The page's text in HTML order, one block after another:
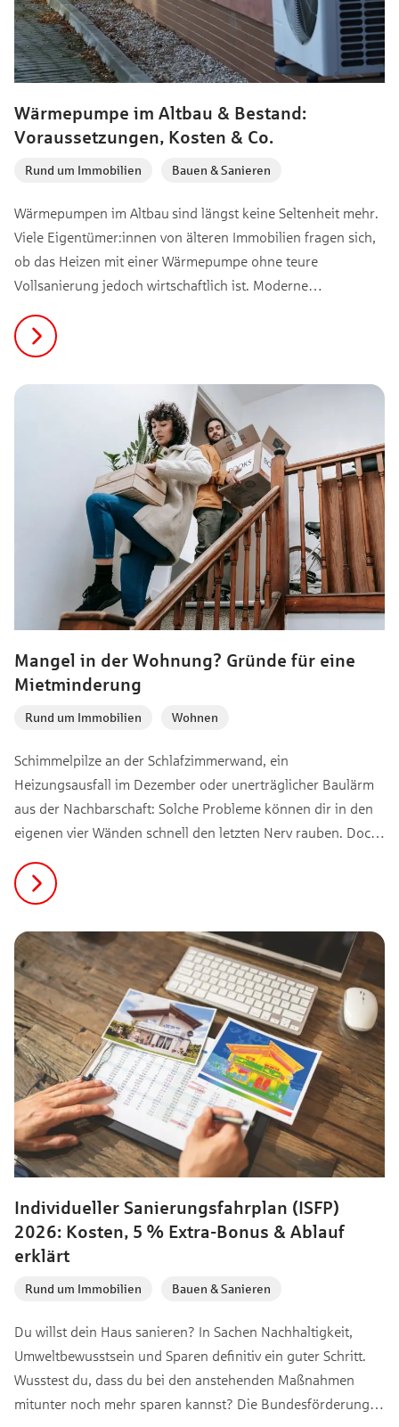
Wärmepumpe im Altbau & Bestand:
Voraussetzungen, Kosten & Co.
Rund um Immobilien Bauen & Sanieren
Wärmepumpen im Altbau sind längst keine Seltenheit mehr.
Viele Eigentümer:innen von älteren Immobilien fragen sich,
ob das Heizen mit einer Wärmepumpe ohne teure
Vollsanierung jedoch wirtschaftlich ist. Moderne
bezahlbar möglich. Erfahre hier, wie der Wechsel im Bestand
gelingen kann.
Mangel in der Wohnung? Gründe für eine
Mietminderung
Rund um Immobilien Wohnen
Schimmelpilze an der Schlafzimmerwand, ein
Heizungsausfall im Dezember oder unerträglicher Baulärm
aus der Nachbarschaft: Solche Probleme können dir in den
eigenen vier Wänden schnell den letzten Nerv rauben. Doch
Gesetz gewährt dir das Recht, die Miete zu mindern, solange
deine Wohnqualität massiv eingeschränkt ist.
Individueller Sanierungsfahrplan (ISFP)
2026: Kosten, 5 % Extra-Bonus & Ablauf
erklärt
Rund um Immobilien Bauen & Sanieren
Du willst dein Haus sanieren? In Sachen Nachhaltigkeit,
Umweltbewusstsein und Sparen definitiv ein guter Schritt.
Wusstest du, dass du bei den anstehenden Maßnahmen
mitunter noch mehr sparen kannst? Die Bundesförderung